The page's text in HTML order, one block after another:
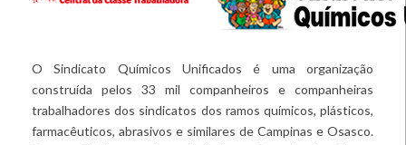
O Sindicato Químicos Unificados é uma organização
construída pelos 33 mil companheiros e companheiras
trabalhadores dos sindicatos dos ramos químicos, plásticos,
farmacêuticos, abrasivos e similares de Campinas e Osasco.